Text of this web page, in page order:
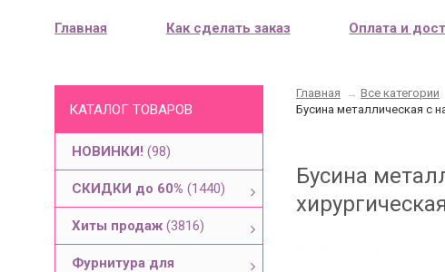
Главная Как сделать заказ Оплата и
КАТАЛОГ ТОВАРОВ
НОВИНКИ! (98)
СКИДКИ до 60% (1440)
Хиты продаж (3816)
Фурнитура для
Главная → Все категории
Бусина металлическая с
Бусина